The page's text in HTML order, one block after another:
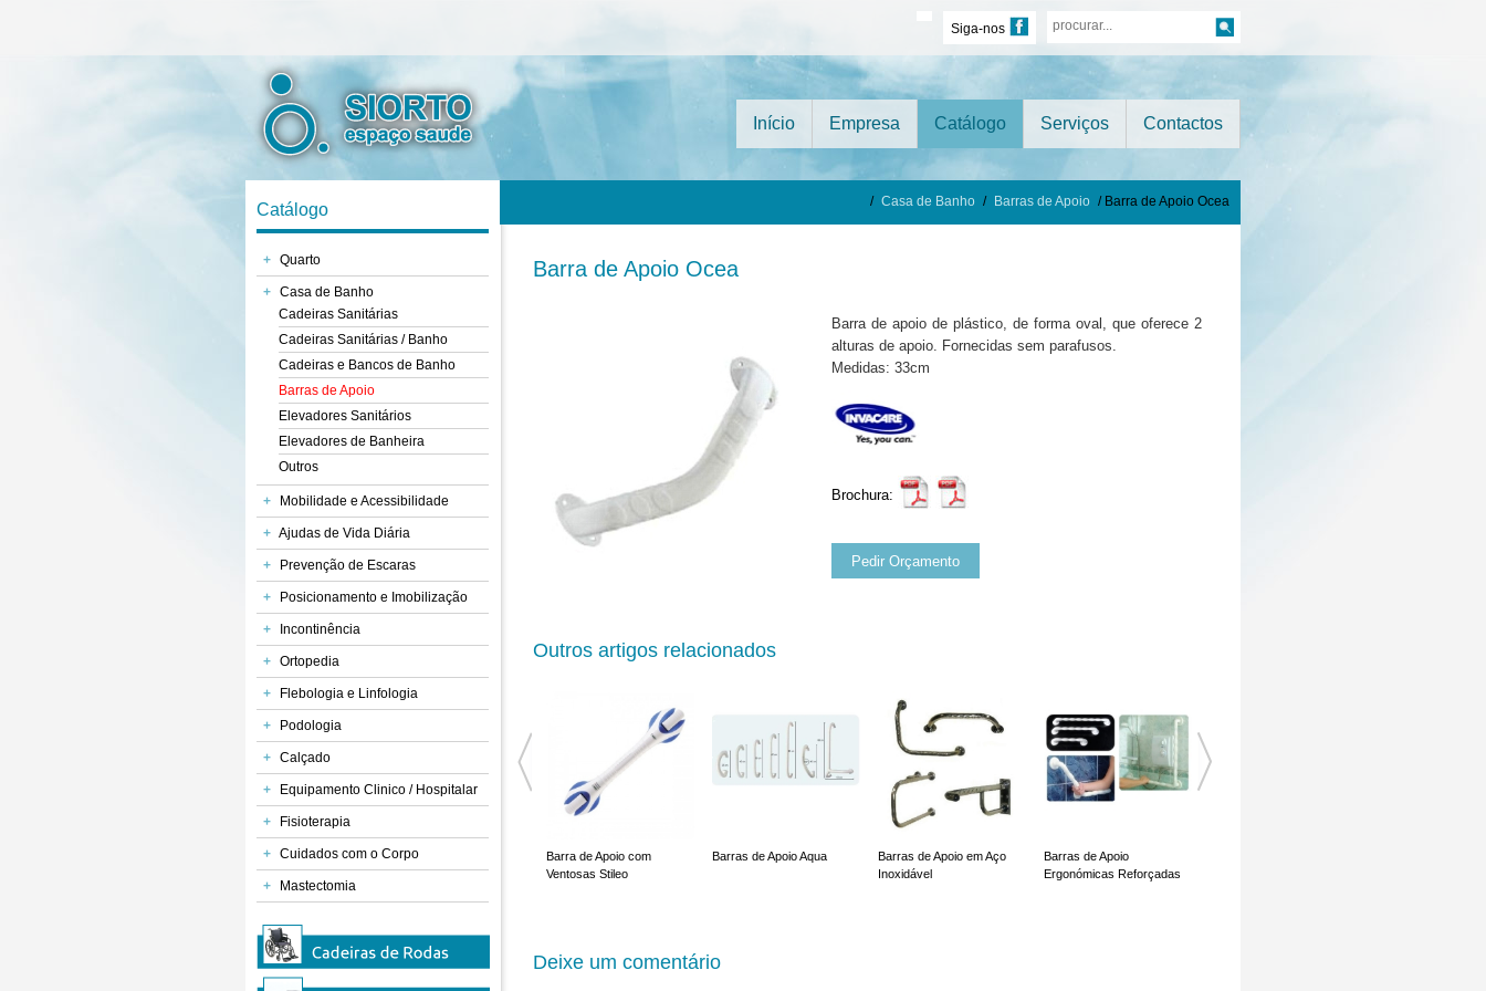
Siga-nos
Início Empresa Catálogo Serviços Contactos
Catálogo
+ Quarto
+
Casa de Banho
Cadeiras Sanitárias
Cadeiras Sanitárias / Banho
Cadeiras e Bancos de Banho
Barras de Apoio
Elevadores Sanitários
Elevadores de Banheira
Outros
+ Mobilidade e Acessibilidade
+ Ajudas de Vida Diária
+ Prevenção de Escaras
+ Posicionamento e Imobilização
+ Incontinência
+ Ortopedia
+ Flebologia e Linfologia
+ Podologia
+ Calçado
+ Equipamento Clinico / Hospitalar
+ Fisioterapia
+ Cuidados com o Corpo
+ Mastectomia
/ Casa de Banho / Barras de Apoio / Barra de Apoio Ocea
Barra de Apoio Ocea
Barra de apoio de plástico, de forma oval, que oferece 2
alturas de apoio. Fornecidas sem parafusos.
Medidas: 33cm
Brochura:
Pedir Orçamento
Outros artigos relacionados
Barras de Apoio em Aço
Inoxidável
Barras de Apoio
Ergonómicas Reforçadas
Barra de Apoio com
Ventosas Stileo
Barras de Apoio Aqua
Barras de Apoio em Aço
Inoxidável
Barras de Apoio
Ergonómicas Reforçadas
Deixe um comentário